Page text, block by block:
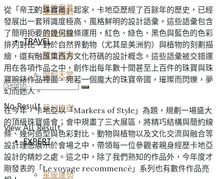
醫美保養
TRAVEL
度假天堂
夢幻旅宿
EXPERT
星座運勢
星座運勢
健康保養
雅仕指南
No Result
View All Result
從「帝王的珠寶商」起家，卡地亞歷經了百餘年的歷史，已經
發展出一套辨識度極高、風格鮮明的設計語彙，這些語彙包含
了簡明扼要的幾何線條運用，紅色、綠色、黑色與藍色的色彩
排列對比，對於自然界動物（尤其是美洲豹）與植物的刻劃描
繪，還有融匯東西方文化符碼的設計概念。這些語彙被交錯運
用在各項作品之中，創作出每年數十間甚至上百件的珠寶與珠
寶腕錶作品裡面，宛若一個龐大的珠寶帝國，璀璨而閃爍，夢
幻而迷人。
在今年，卡地亞以「Markers of Style」為題，規劃一場盛大
的頂級珠寶盛會；會中規畫了三大展區，將精巧結構與簡約線
條、幾何造型與色彩對比、動物與植物以及文化交流與融合等
設計理念展示於會場之中，帶領每一位參觀者親身經歷卡地亞
設計的精妙之處。這之中，除了我們熟知的作品外，今年度才
剛發表的「Le voyage recommencé」系列也有數件作品亮